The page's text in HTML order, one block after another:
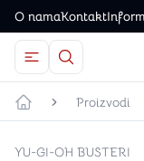
O namaKontakt
Otvorite meni
Dugme u
Početna strana
Proizvodi
YU-GI-OH BUSTERI